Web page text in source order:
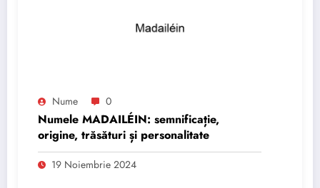
Nume 0
Numele MADAILÉIN: semnificație,
origine, trăsături și personalitate
19 Noiembrie 2024